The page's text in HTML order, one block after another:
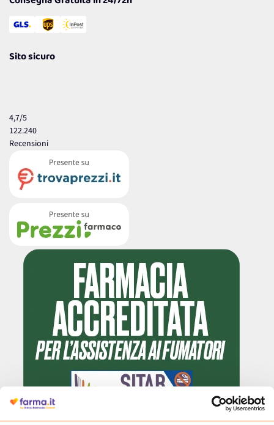
Sito sicuro
4,7/5
122.240
Recensioni